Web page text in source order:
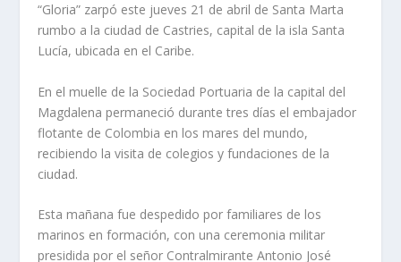
“Gloria” zarpó este jueves 21 de abril de Santa Marta
rumbo a la ciudad de Castries, capital de la isla Santa
Lucía, ubicada en el Caribe.
En el muelle de la Sociedad Portuaria de la capital del
Magdalena permaneció durante tres días el embajador
flotante de Colombia en los mares del mundo,
recibiendo la visita de colegios y fundaciones de la
ciudad.
Esta mañana fue despedido por familiares de los
marinos en formación, con una ceremonia militar
presidida por el señor Contralmirante Antonio José